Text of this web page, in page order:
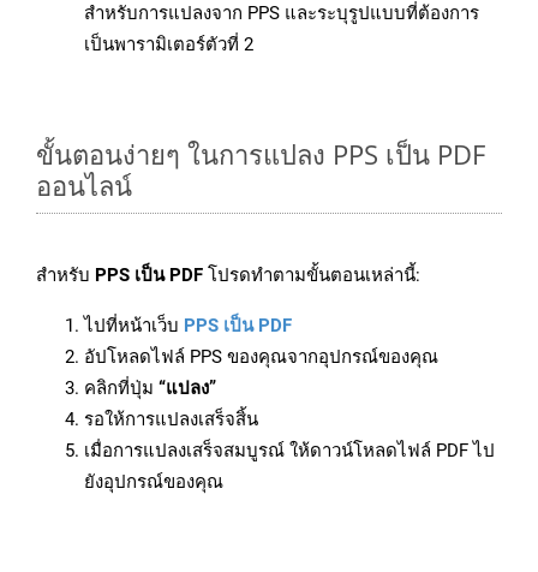
สำหรับการแปลงจาก PPS และระบุรูปแบบที่ต้องการ
เป็นพารามิเตอร์ตัวที่ 2
ขั้นตอนง่ายๆ ในการแปลง PPS เป็น PDF
ออนไลน์
สำหรับ PPS เป็น PDF โปรดทำตามขั้นตอนเหล่านี้:
ไปที่หน้าเว็บ PPS เป็น PDF
อัปโหลดไฟล์ PPS ของคุณจากอุปกรณ์ของคุณ
คลิกที่ปุ่ม “แปลง”
รอให้การแปลงเสร็จสิ้น
เมื่อการแปลงเสร็จสมบูรณ์ ให้ดาวน์โหลดไฟล์ PDF ไป
ยังอุปกรณ์ของคุณ